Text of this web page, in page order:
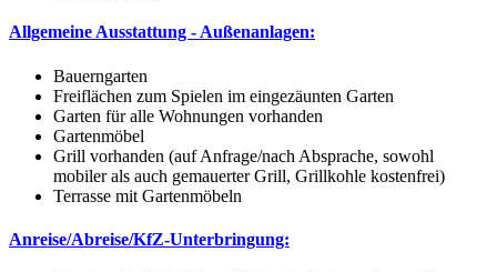
Allgemeine Ausstattung - Außenanlagen:
Bauerngarten
Freiflächen zum Spielen im eingezäunten Garten
Garten für alle Wohnungen vorhanden
Gartenmöbel
Grill vorhanden (auf Anfrage/nach Absprache, sowohl
mobiler als auch gemauerter Grill, Grillkohle kostenfrei)
Terrasse mit Gartenmöbeln
Anreise/Abreise/KfZ-Unterbringung: